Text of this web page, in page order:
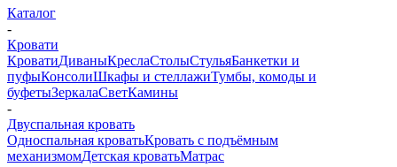
Каталог
-
Кровати
КроватиДиваныКреслаСтолыСтульяБанкетки и
пуфыКонсолиШкафы и стеллажиТумбы, комоды и
буфетыЗеркалаСветКамины
-
Двуспальная кровать
Односпальная кроватьКровать с подъёмным
механизмомДетская кроватьМатрас